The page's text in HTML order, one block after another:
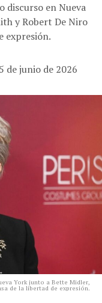
discurso en Nueva
y Robert De Niro
expresión.
de junio de 2026
York junto a Bette Midler,
de la libertad de expresión.